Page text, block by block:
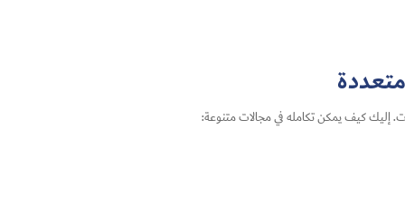
إليك كيف يمكن تكامله في مجالات متنوعة: